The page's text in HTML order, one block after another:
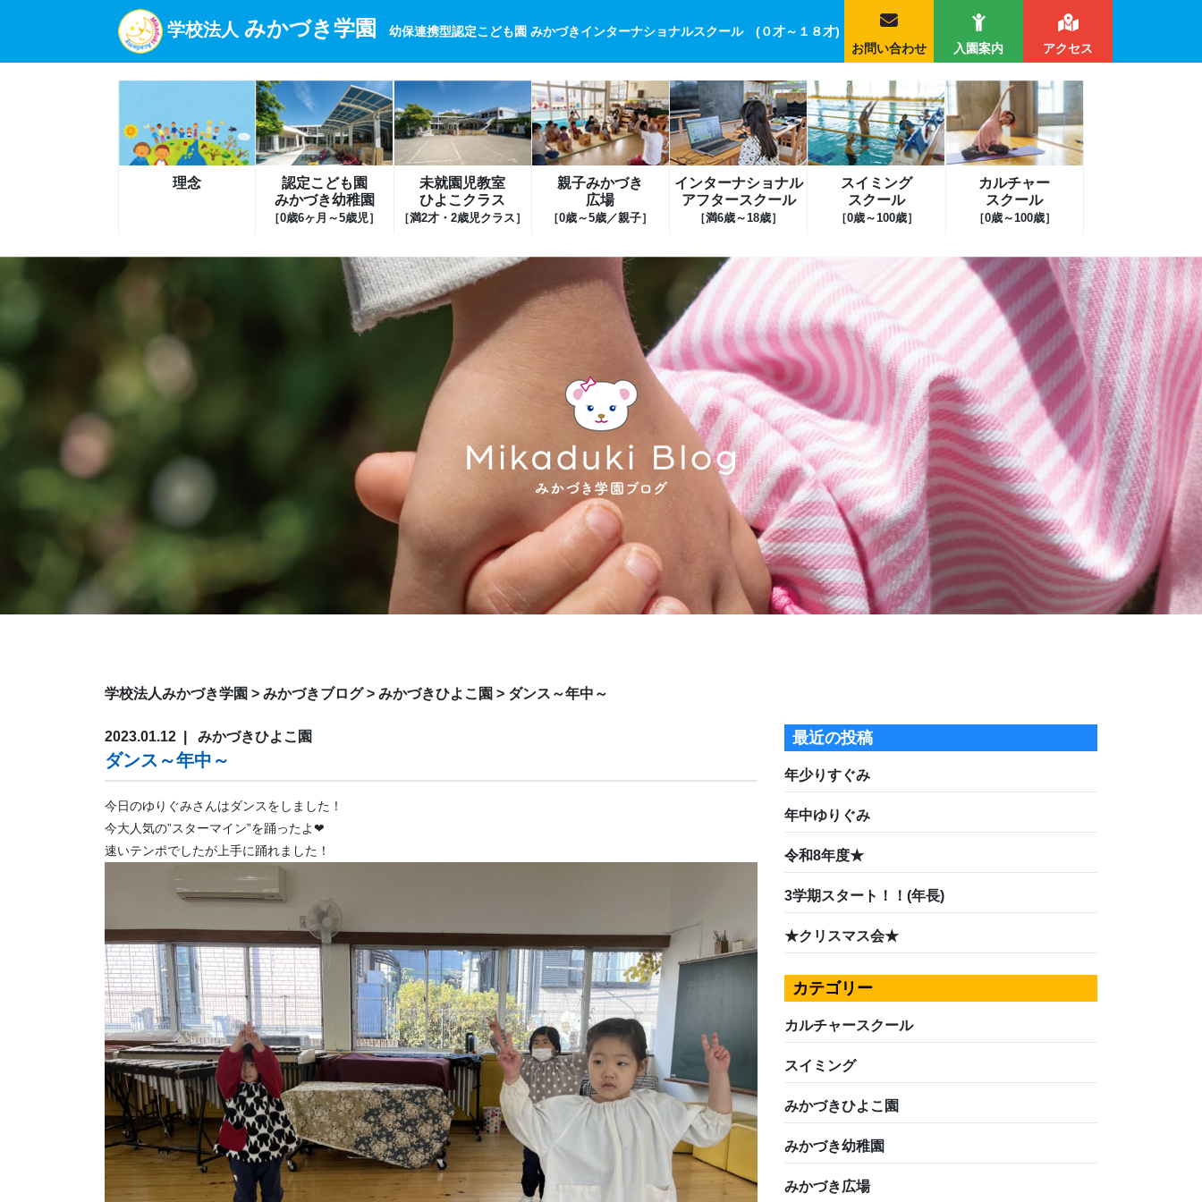
学校法人 みかづき学園
幼保連携型認定こども園 みかづきインターナショナルスクール (０才～１８才)
お問い合わせ
入園案内 アクセス
理念
認定こども園
みかづき幼稚園
［0歳6ヶ月～5歳児］
未就園児教室
ひよこクラス
［満2才・2歳児クラス］
親子みかづき
広場
［0歳～5歳／親子］
インターナショナル
アフタースクール
［満6歳～18歳］
スイミング
スクール
［0歳～100歳］
カルチャー
スクール
［0歳～100歳］
学校法人みかづき学園 > みかづきブログ> みかづきひよこ園 > ダンス～年中～
2023.01.12 みかづきひよこ園
ダンス～年中～
今日のゆりぐみさんはダンスをしました！
今大人気の”スターマイン”を踊ったよ❤
速いテンポでしたが上手に踊れました！
最近の投稿
年少りすぐみ
年中ゆりぐみ
令和8年度★
3学期スタート！！(年長)
★クリスマス会★
カテゴリー
カルチャースクール
スイミング
みかづきひよこ園
みかづき幼稚園
みかづき広場